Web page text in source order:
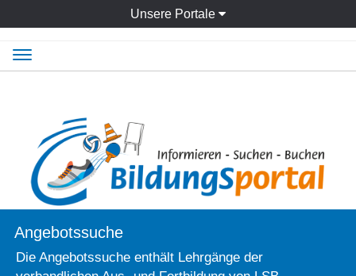
Unsere Portale
Angebotssuche
Die Angebotssuche enthält Lehrgänge der
Navigation
ein-/ausblenden